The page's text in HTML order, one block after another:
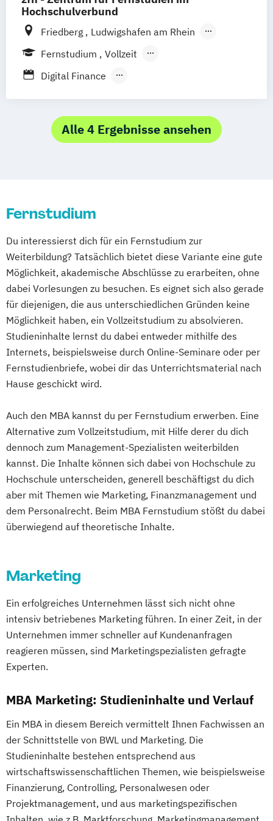
Hochschulverbund
Friedberg
Ludwigshafen am Rhein
Remagen
Zweibrücken
Fernstudium
Vollzeit
Berufsbegleitendes Präsenzstudium
Digital Finance
Logistics – International Management &
Consulting (MBA)
MBA Internationale
MBA Leading Business Transformation
MBA Management in der Weinwirtschaft
MBA Marketing-Management
MBA Motorsport-Management
MBA Sport-Management
MBA Unternehmensführung
MBA Vertriebsingenieur/in
Alle 4 Ergebnisse ansehen
Fernstudium
Du interessierst dich für ein Fernstudium zur
Weiterbildung? Tatsächlich bietet diese Variante eine gute
Möglichkeit, akademische Abschlüsse zu erarbeiten, ohne
dabei Vorlesungen zu besuchen. Es eignet sich also gerade
für diejenigen, die aus unterschiedlichen Gründen keine
Möglichkeit haben, ein Vollzeitstudium zu absolvieren.
Studieninhalte lernst du dabei entweder mithilfe des
Internets, beispielsweise durch Online-Seminare oder per
Fernstudienbriefe, wobei dir das Unterrichtsmaterial nach
Hause geschickt wird.
Auch den MBA kannst du per Fernstudium erwerben. Eine
Alternative zum Vollzeitstudium, mit Hilfe derer du dich
dennoch zum Management-Spezialisten weiterbilden
kannst. Die Inhalte können sich dabei von Hochschule zu
Hochschule unterscheiden, generell beschäftigst du dich
aber mit Themen wie Marketing, Finanzmanagement und
dem Personalrecht. Beim MBA Fernstudium stößt du dabei
überwiegend auf theoretische Inhalte.
Marketing
Ein erfolgreiches Unternehmen lässt sich nicht ohne
intensiv betriebenes Marketing führen. In einer Zeit, in der
Unternehmen immer schneller auf Kundenanfragen
reagieren müssen, sind Marketingspezialisten gefragte
Experten.
MBA Marketing: Studieninhalte und Verlauf
Ein MBA in diesem Bereich vermittelt Ihnen Fachwissen an
der Schnittstelle von BWL und Marketing. Die
Studieninhalte bestehen entsprechend aus
wirtschaftswissenschaftlichen Themen, wie beispielsweise
Finanzierung, Controlling, Personalwesen oder
Projektmanagement, und aus marketingspezifischen